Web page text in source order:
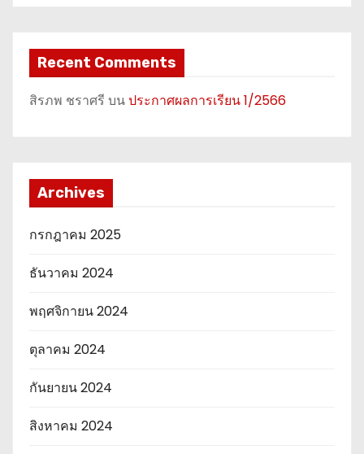
Recent Comments
สิรภพ ชราศรี บนประกาศผลการเรียน 1/2566
Archives
กรกฎาคม 2025
ธันวาคม 2024
พฤศจิกายน 2024
ตุลาคม 2024
กันยายน 2024
สิงหาคม 2024